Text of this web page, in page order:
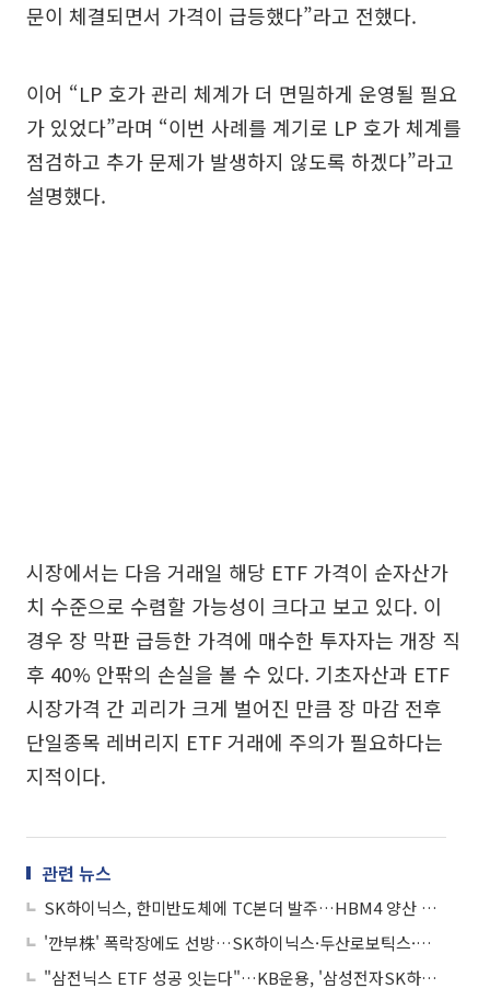
문이 체결되면서 가격이 급등했다”라고 전했다.
이어 “LP 호가 관리 체계가 더 면밀하게 운영될 필요
가 있었다”라며 “이번 사례를 계기로 LP 호가 체계를
점검하고 추가 문제가 발생하지 않도록 하겠다”라고
설명했다.
시장에서는 다음 거래일 해당 ETF 가격이 순자산가
치 수준으로 수렴할 가능성이 크다고 보고 있다. 이
경우 장 막판 급등한 가격에 매수한 투자자는 개장 직
후 40% 안팎의 손실을 볼 수 있다. 기초자산과 ETF
시장가격 간 괴리가 크게 벌어진 만큼 장 마감 전후
단일종목 레버리지 ETF 거래에 주의가 필요하다는
지적이다.
관련 뉴스
SK하이닉스, 한미반도체에 TC본더 발주…HBM4 양산 확대 속도
'깐부株' 폭락장에도 선방…SK하이닉스·두산로보틱스·네이버는 낙폭 방어
"삼전닉스 ETF 성공 잇는다"…KB운용, '삼성전자SK하이닉스50 펀드' 출시